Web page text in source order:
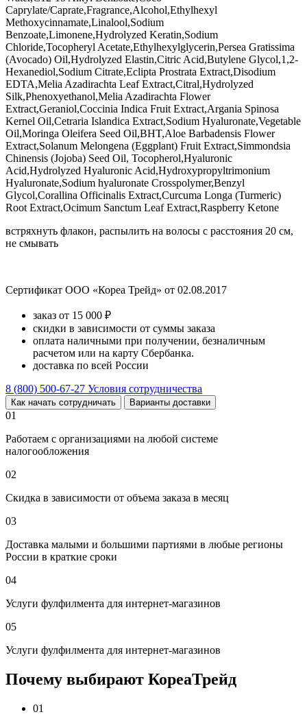
Caprylate/Caprate,Fragrance,Alcohol,Ethylhexyl
Methoxycinnamate,Linalool,Sodium
Benzoate,Limonene,Hydrolyzed Keratin,Sodium
Chloride,Tocopheryl Acetate,Ethylhexylglycerin,Persea Gratissima
(Avocado) Oil,Hydrolyzed Elastin,Citric Acid,Butylene Glycol,1,2-
Hexanediol,Sodium Citrate,Eclipta Prostrata Extract,Disodium
EDTA,Melia Azadirachta Leaf Extract,Citral,Hydrolyzed
Silk,Phenoxyethanol,Melia Azadirachta Flower
Extract,Geraniol,Coccinia Indica Fruit Extract,Argania Spinosa
Kernel Oil,Cetraria Islandica Extract,Sodium Hyaluronate,Vegetable
Oil,Moringa Oleifera Seed Oil,BHT,Aloe Barbadensis Flower
Extract,Solanum Melongena (Eggplant) Fruit Extract,Simmondsia
Chinensis (Jojoba) Seed Oil, Tocopherol,Hyaluronic
Acid,Hydrolyzed Hyaluronic Acid,Hydroxypropyltrimonium
Hyaluronate,Sodium hyaluronate Crosspolymer,Benzyl
Glycol,Corallina Officinalis Extract,Curcuma Longa (Turmeric)
Root Extract,Ocimum Sanctum Leaf Extract,Raspberry Ketone
встряхнуть флакон, распылить на волосы с расстояния 20 см,
не смывать
Сертификат ООО «Кореа Трейд» от 02.08.2017
заказ от 15 000 ₽
скидки в зависимости от суммы заказа
оплата наличными при получении, безналичным
расчетом или на карту Сбербанка.
доставка по всей России
8 (800) 500-67-27 Условия сотрудничества
Как начать сотрудничать Варианты доставки
01
Работаем с организациями на любой системе
налогообложения
02
Скидка в зависимости от объема заказа в месяц
03
Доставка малыми и большими партиями в любые регионы
России в краткие сроки
04
Услуги фулфилмента для интернет-магазинов
05
Услуги фулфилмента для интернет-магазинов
Почему выбирают КореаТрейд
01